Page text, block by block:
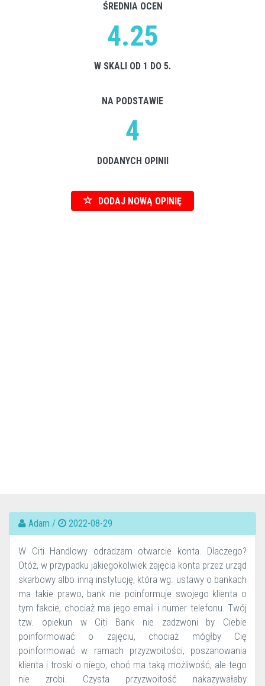
ŚREDNIA OCEN
4.25
W SKALI OD 1 DO 5.
NA PODSTAWIE
4
DODANYCH OPINII
DODAJ NOWĄ OPINIĘ
Adam / 2022-08-29
W Citi Handlowy odradzam otwarcie konta. Dlaczego?
Otóż, w przypadku jakiegokolwiek zajęcia konta przez urząd
skarbowy albo inną instytucję, która wg. ustawy o bankach
ma takie prawo, bank nie poinformuje swojego klienta o
tym fakcie, chociaż ma jego email i numer telefonu. Twój
tzw. opiekun w Citi Bank nie zadzwoni by Ciebie
poinformować o zajęciu, chociaż mógłby Cię
poinformować w ramach przyzwoitości, poszanowania
klienta i troski o niego, choć ma taką możliwość, ale tego
nie zrobi. Czysta przyzwoitość nakazywałaby